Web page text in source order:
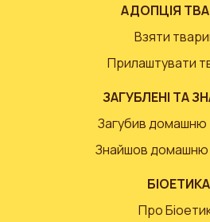
АДОПЦІЯ
Взяти
Прилаштувати
ЗАГУБЛЕНІ ТА
Загубив домашню
Знайшов домашню
БІОЕТИКА
Про